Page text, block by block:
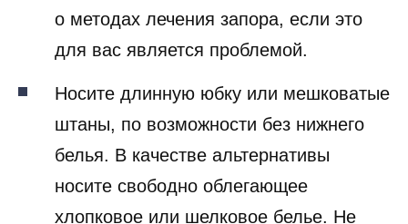
о методах лечения запора, если это
для вас является проблемой.
Носите длинную юбку или мешковатые
штаны, по возможности без нижнего
белья. В качестве альтернативы
носите свободно облегающее
хлопковое или шелковое белье. Не